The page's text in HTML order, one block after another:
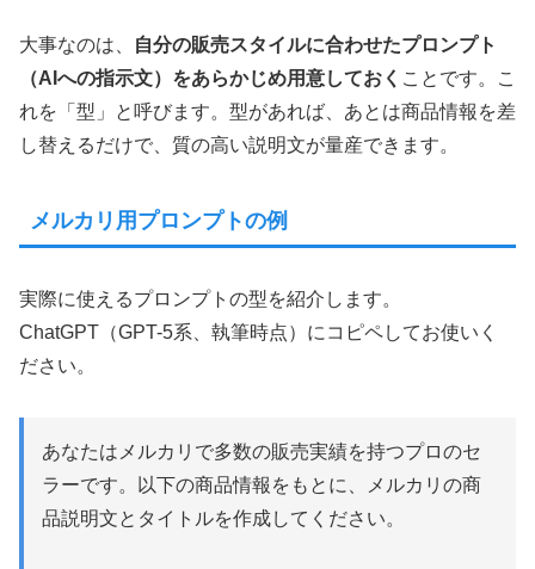
大事なのは、
自分の販売スタイルに合わせたプロンプト
（AIへの指示文）をあらかじめ用意しておく ことです。こ
れを「型」と呼びます。型があれば、あとは商品情報を差
し替えるだけで、質の高い説明文が量産できます。
メルカリ用プロンプトの例
実際に使えるプロンプトの型を紹介します。
ChatGPT（GPT-5系、執筆時点）にコピペしてお使いく
ださい。
あなたはメルカリで多数の販売実績を持つプロのセ
ラーです。以下の商品情報をもとに、メルカリの商
品説明文とタイトルを作成してください。